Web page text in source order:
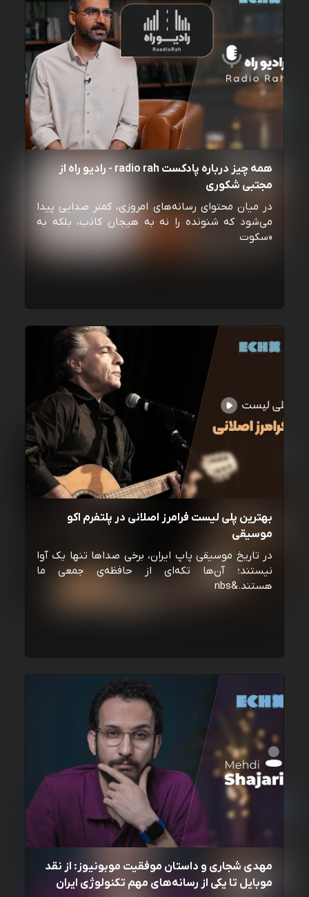
همه چیز درباره پادکست radio rah - رادیو راه از
مجتبی شکوری
در میان محتوای رسانه‌های امروزی، کمتر صدایی پیدا
می‌شود که شنونده را نه به هیجان کاذب، بلکه به
«سکوت
بهترین پلی لیست فرامرز اصلانی در پلتفرم اکو
موسیقی
در تاریخ موسیقی پاپ ایران، برخی صداها تنها یک آوا
نیستند؛ آن‌ها تکه‌ای از حافظه‌ی جمعی ما
هستند.&nbs
مهدی شجاری و داستان موفقیت موبونیوز: از نقد
موبایل تا یکی از رسانه‌‌های مهم تکنولوژی ایران